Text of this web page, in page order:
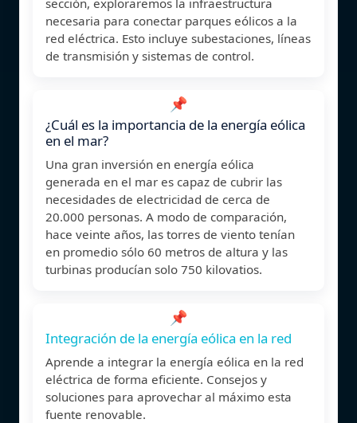
necesaria para conectar parques eólicos a la
red eléctrica. Esto incluye subestaciones, líneas
de transmisión y sistemas de control.
📌
¿Cuál es la importancia de la energía eólica
en el mar?
Una gran inversión en energía eólica
generada en el mar es capaz de cubrir las
necesidades de electricidad de cerca de
20.000 personas. A modo de comparación,
hace veinte años, las torres de viento tenían
en promedio sólo 60 metros de altura y las
turbinas producían solo 750 kilovatios.
📌
Integración de la energía eólica en la red
Aprende a integrar la energía eólica en la red
eléctrica de forma eficiente. Consejos y
soluciones para aprovechar al máximo esta
fuente renovable.